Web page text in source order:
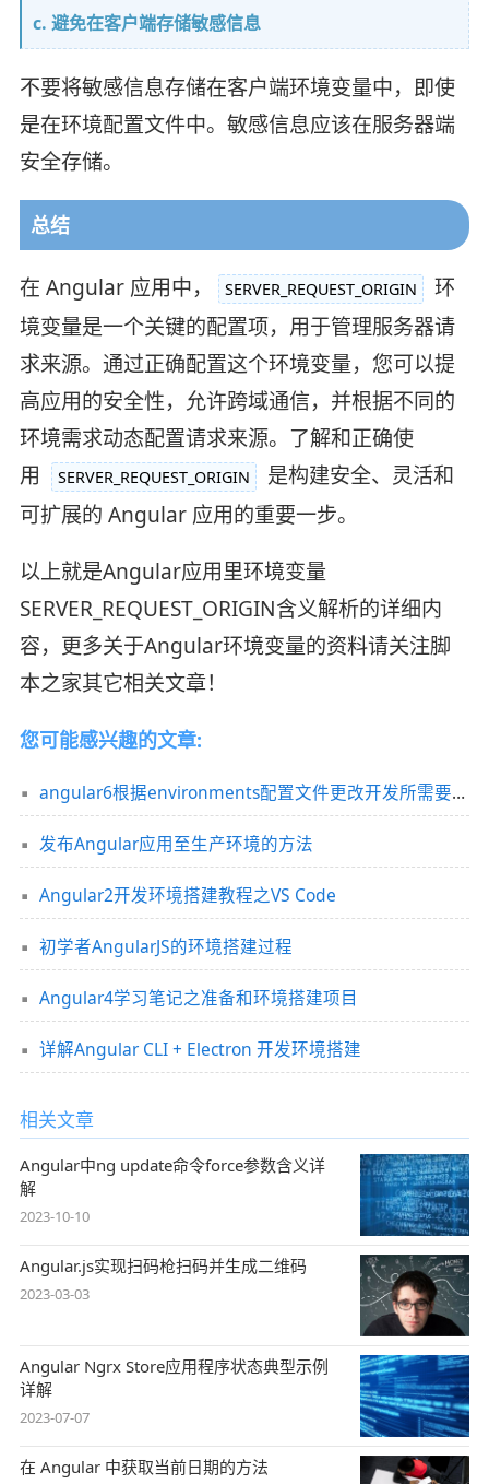
c. 避免在客户端存储敏感信息
不要将敏感信息存储在客户端环境变量中，即使
是在环境配置文件中。敏感信息应该在服务器端
安全存储。
总结
在 Angular 应用中， SERVER_REQUEST_ORIGIN
环
境变量是一个关键的配置项，用于管理服务器请
求来源。通过正确配置这个环境变量，您可以提
高应用的安全性，允许跨域通信，并根据不同的
环境需求动态配置请求来源。了解和正确使
用
SERVER_REQUEST_ORIGIN
是构建安全、灵活和
可扩展的 Angular 应用的重要一步。
以上就是Angular应用里环境变量
SERVER_REQUEST_ORIGIN含义解析的详细内
容，更多关于Angular环境变量的资料请关注脚
本之家其它相关文章！
您可能感兴趣的文章:
angular6根据environments配置文件更改开发所需要的环境的方法
发布Angular应用至生产环境的方法
Angular2开发环境搭建教程之VS Code
初学者AngularJS的环境搭建过程
Angular4学习笔记之准备和环境搭建项目
详解Angular CLI + Electron 开发环境搭建
相关文章
Angular中ng update命令force参数含义详
解
2023-10-10
Angular.js实现扫码枪扫码并生成二维码
2023-03-03
Angular Ngrx Store应用程序状态典型示例
详解
2023-07-07
在 Angular 中获取当前日期的方法